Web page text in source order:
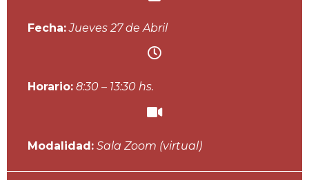
Fecha: Jueves 27 de Abril
Horario: 8:30 – 13:30 hs.
Modalidad: Sala Zoom (virtual)